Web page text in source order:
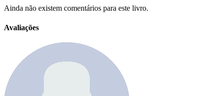
Ainda não existem comentários para este livro.
Avaliações